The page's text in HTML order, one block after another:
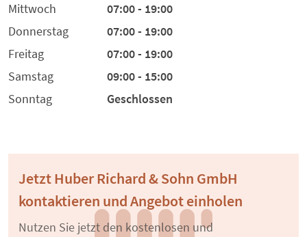
Mittwoch
07:00 - 19:00
Donnerstag
07:00 - 19:00
Freitag
07:00 - 19:00
Samstag
09:00 - 15:00
Sonntag
Geschlossen
Jetzt Huber Richard & Sohn GmbH
kontaktieren und Angebot einholen
Nutzen Sie jetzt den kostenlosen und